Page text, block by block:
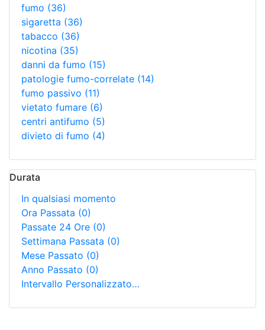
fumo (36)
sigaretta (36)
tabacco (36)
nicotina (35)
danni da fumo (15)
patologie fumo-correlate (14)
fumo passivo (11)
vietato fumare (6)
centri antifumo (5)
divieto di fumo (4)
Durata
In qualsiasi momento
Ora Passata (0)
Passate 24 Ore (0)
Settimana Passata (0)
Mese Passato (0)
Anno Passato (0)
Intervallo Personalizzato…